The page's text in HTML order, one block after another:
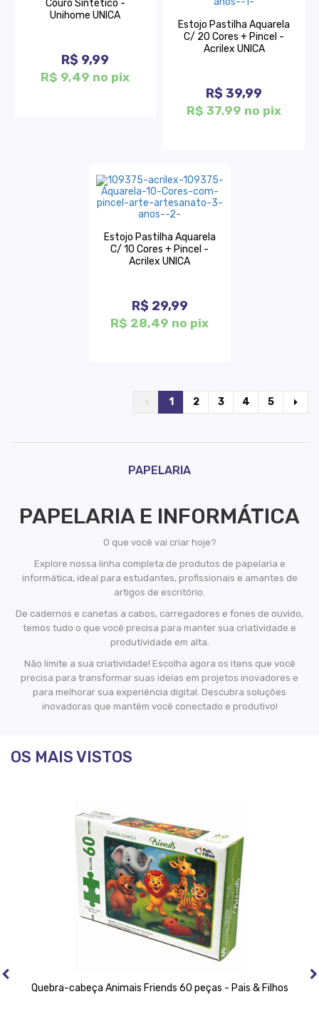
Couro Sintético -
Unihome UNICA
R$ 9,99
R$ 9,49 no pix
Estojo Pastilha Aquarela
C/ 20 Cores + Pincel -
Acrilex UNICA
R$ 39,99
R$ 37,99 no pix
Estojo Pastilha Aquarela
C/ 10 Cores + Pincel -
Acrilex UNICA
R$ 29,99
R$ 28,49 no pix
1 2 3 4 5
PAPELARIA
PAPELARIA E INFORMÁTICA
O que você vai criar hoje?
Explore nossa linha completa de produtos de papelaria e
informática, ideal para estudantes, profissionais e amantes de
artigos de escritório.
De cadernos e canetas a cabos, carregadores e fones de ouvido,
temos tudo o que você precisa para manter sua criatividade e
produtividade em alta.
Não limite a sua criatividade! Escolha agora os itens que você
precisa para transformar suas ideias em projetos inovadores e
para melhorar sua experiência digital. Descubra soluções
inovadoras que mantêm você conectado e produtivo!
OS MAIS VISTOS
Quebra-cabeça Animais Friends 60 peças - Pais & Filhos